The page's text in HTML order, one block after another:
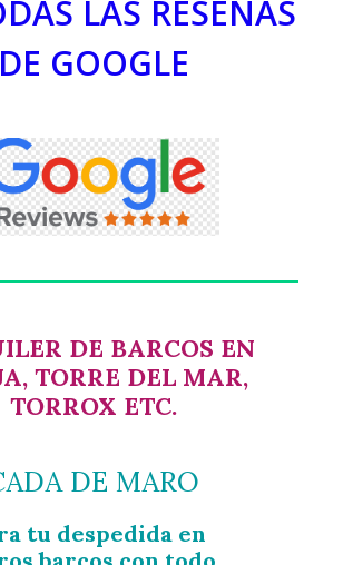
LAS RESEÑAS
DE GOOGLE
DE BARCOS EN
TORRE DEL MAR,
TORROX ETC.
DE MARO
tu despedida en